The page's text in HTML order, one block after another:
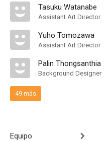
Tasuku Watanabe
Assistant Art Director
Yuho Tomozawa
Assistant Art Director
Palin Thongsanthia
Background Designer
49 más
Equipo